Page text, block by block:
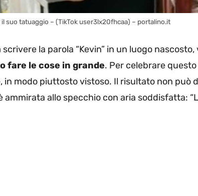
suo tatuaggio – (TikTok user3lx20fhcaa) – portalino.it
la parola “Kevin” in un luogo nascosto,
fare le cose in grande. Per celebrare
modo piuttosto vistoso. Il risultato non può
ammirata allo specchio con aria soddisfatta: